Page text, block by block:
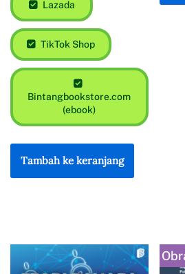
Lazada
TikTok Shop
Bintangbookstore.com
(ebook)
Tambah ke keranjang